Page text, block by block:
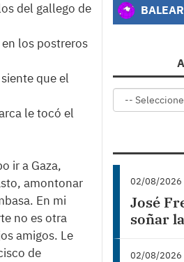
del gallego de
los postreros
que el
le tocó el
ir a Gaza,
amontonar
En mi
no es otra
amigos. Le
de
02/08/2026
José
soñar
02/08/2026